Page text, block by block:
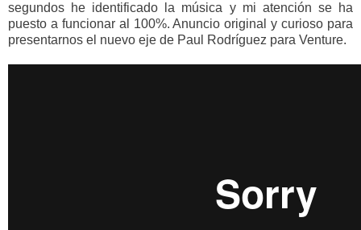
segundos he identificado la música y mi atención se ha
puesto a funcionar al 100%. Anuncio original y curioso para
presentarnos el nuevo eje de Paul Rodríguez para Venture.